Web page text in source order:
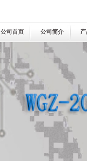
公司首页 公司简介